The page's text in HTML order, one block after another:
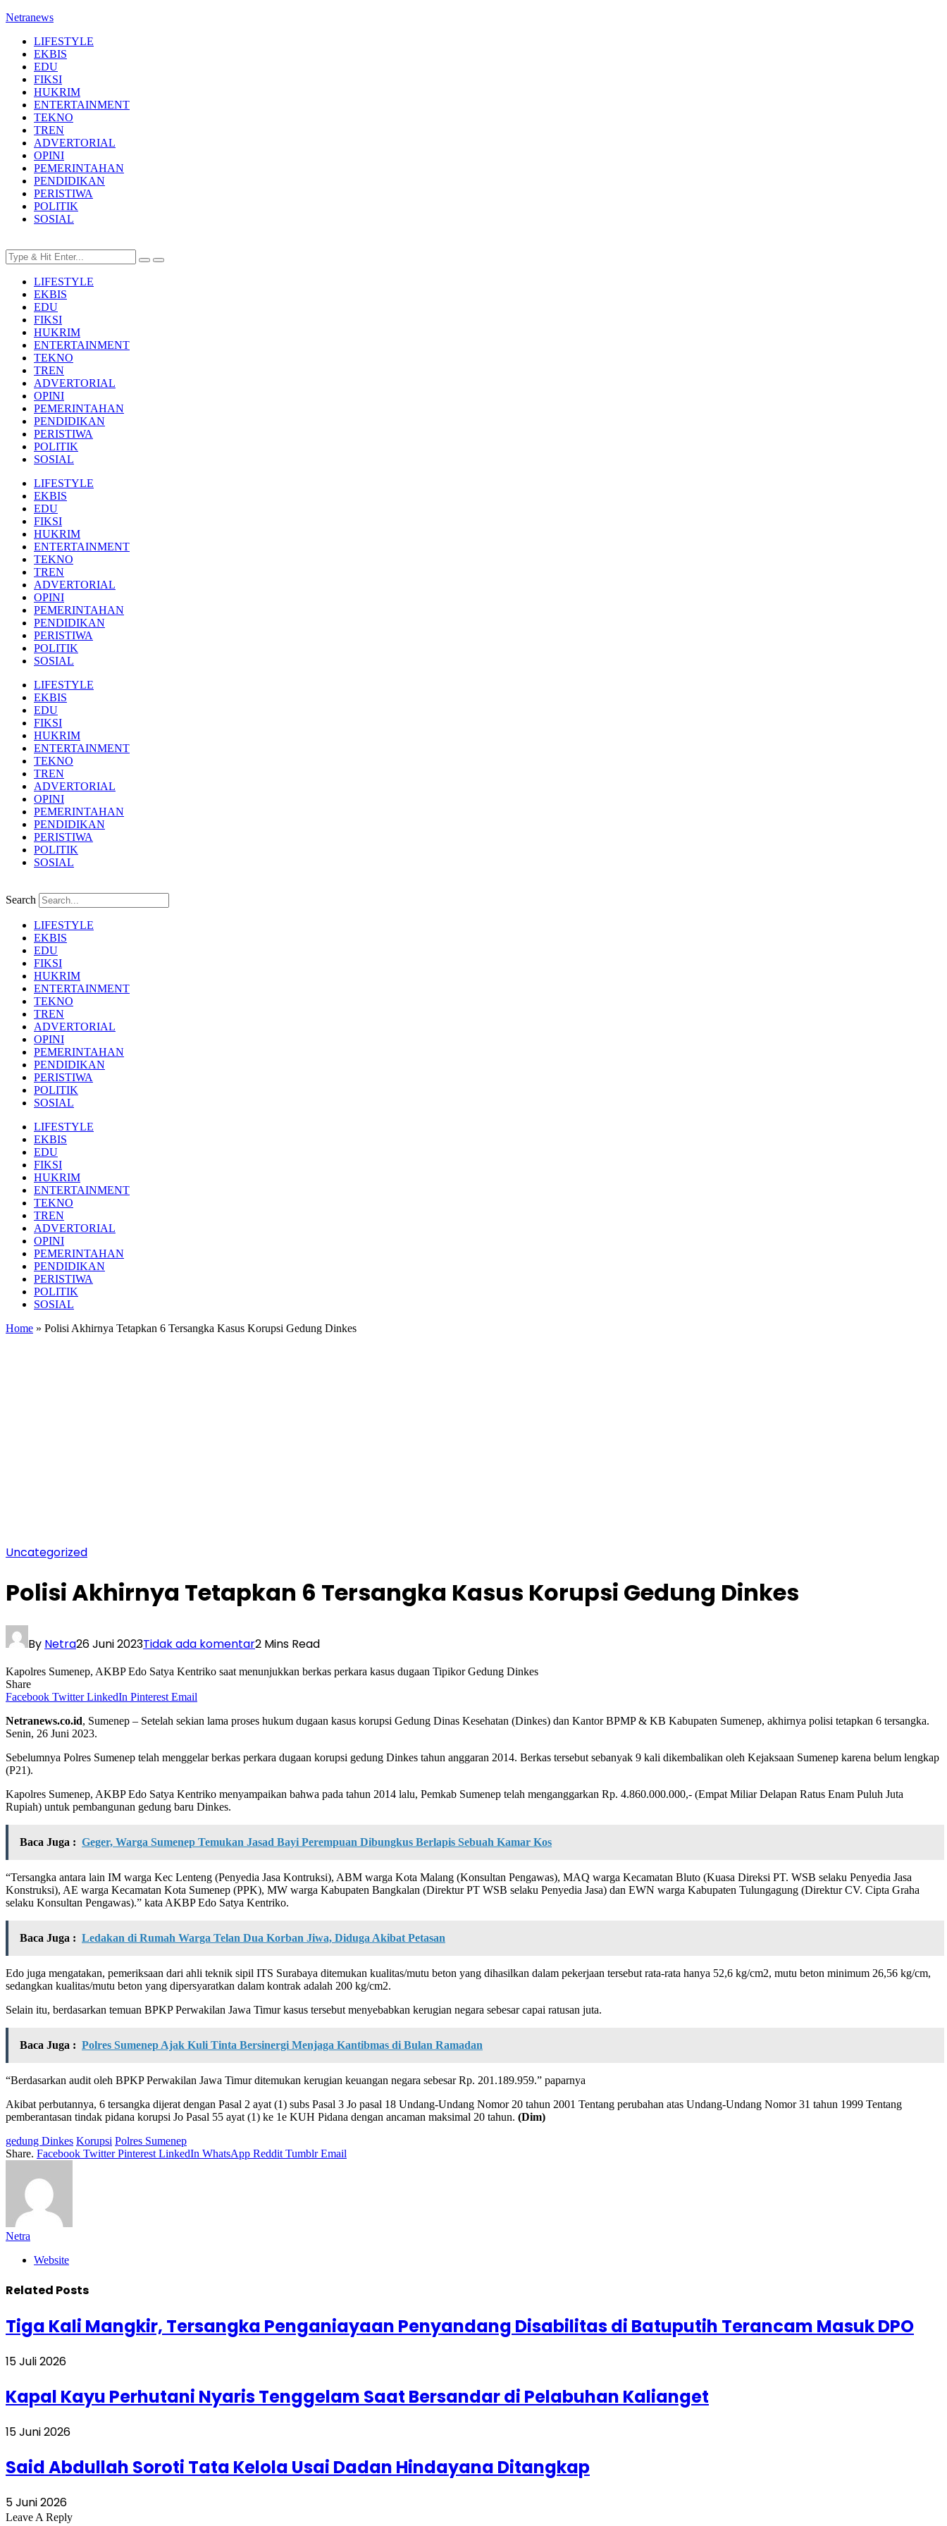
Netranews
LIFESTYLE
EKBIS
EDU
FIKSI
HUKRIM
ENTERTAINMENT
TEKNO
TREN
ADVERTORIAL
OPINI
PEMERINTAHAN
PENDIDIKAN
PERISTIWA
POLITIK
SOSIAL
LIFESTYLE
EKBIS
EDU
FIKSI
HUKRIM
ENTERTAINMENT
TEKNO
TREN
ADVERTORIAL
OPINI
PEMERINTAHAN
PENDIDIKAN
PERISTIWA
POLITIK
SOSIAL
LIFESTYLE
EKBIS
EDU
FIKSI
HUKRIM
ENTERTAINMENT
TEKNO
TREN
ADVERTORIAL
OPINI
PEMERINTAHAN
PENDIDIKAN
PERISTIWA
POLITIK
SOSIAL
LIFESTYLE
EKBIS
EDU
FIKSI
HUKRIM
ENTERTAINMENT
TEKNO
TREN
ADVERTORIAL
OPINI
PEMERINTAHAN
PENDIDIKAN
PERISTIWA
POLITIK
SOSIAL
Search
LIFESTYLE
EKBIS
EDU
FIKSI
HUKRIM
ENTERTAINMENT
TEKNO
TREN
ADVERTORIAL
OPINI
PEMERINTAHAN
PENDIDIKAN
PERISTIWA
POLITIK
SOSIAL
LIFESTYLE
EKBIS
EDU
FIKSI
HUKRIM
ENTERTAINMENT
TEKNO
TREN
ADVERTORIAL
OPINI
PEMERINTAHAN
PENDIDIKAN
PERISTIWA
POLITIK
SOSIAL
Home » Polisi Akhirnya Tetapkan 6 Tersangka Kasus Korupsi Gedung Dinkes
Uncategorized
Polisi Akhirnya Tetapkan 6 Tersangka Kasus Korupsi Gedung Dinkes
By Netra26 Juni 2023Tidak ada komentar2 Mins Read
Kapolres Sumenep, AKBP Edo Satya Kentriko saat menunjukkan berkas perkara kasus dugaan Tipikor Gedung Dinkes
Share
Facebook Twitter LinkedIn Pinterest Email
Netranews.co.id, Sumenep – Setelah sekian lama proses hukum dugaan kasus korupsi Gedung Dinas Kesehatan (Dinkes) dan Kantor BPMP & KB Kabupaten Sumenep, akhirnya polisi tetapkan 6 tersangka.
Senin, 26 Juni 2023.
Sebelumnya Polres Sumenep telah menggelar berkas perkara dugaan korupsi gedung Dinkes tahun anggaran 2014. Berkas tersebut sebanyak 9 kali dikembalikan oleh Kejaksaan Sumenep karena belum lengkap
(P21).
Kapolres Sumenep, AKBP Edo Satya Kentriko menyampaikan bahwa pada tahun 2014 lalu, Pemkab Sumenep telah menganggarkan Rp. 4.860.000.000,- (Empat Miliar Delapan Ratus Enam Puluh Juta
Rupiah) untuk pembangunan gedung baru Dinkes.
Baca Juga : Geger, Warga Sumenep Temukan Jasad Bayi Perempuan Dibungkus Berlapis Sebuah Kamar Kos
“Tersangka antara lain IM warga Kec Lenteng (Penyedia Jasa Kontruksi), ABM warga Kota Malang (Konsultan Pengawas), MAQ warga Kecamatan Bluto (Kuasa Direksi PT. WSB selaku Penyedia Jasa
Konstruksi), AE warga Kecamatan Kota Sumenep (PPK), MW warga Kabupaten Bangkalan (Direktur PT WSB selaku Penyedia Jasa) dan EWN warga Kabupaten Tulungagung (Direktur CV. Cipta Graha
selaku Konsultan Pengawas).” kata AKBP Edo Satya Kentriko.
Baca Juga : Ledakan di Rumah Warga Telan Dua Korban Jiwa, Diduga Akibat Petasan
Edo juga mengatakan, pemeriksaan dari ahli teknik sipil ITS Surabaya ditemukan kualitas/mutu beton yang dihasilkan dalam pekerjaan tersebut rata-rata hanya 52,6 kg/cm2, mutu beton minimum 26,56 kg/cm,
sedangkan kualitas/mutu beton yang dipersyaratkan dalam kontrak adalah 200 kg/cm2.
Selain itu, berdasarkan temuan BPKP Perwakilan Jawa Timur kasus tersebut menyebabkan kerugian negara sebesar capai ratusan juta.
Baca Juga : Polres Sumenep Ajak Kuli Tinta Bersinergi Menjaga Kantibmas di Bulan Ramadan
“Berdasarkan audit oleh BPKP Perwakilan Jawa Timur ditemukan kerugian keuangan negara sebesar Rp. 201.189.959.” paparnya
Akibat perbutannya, 6 tersangka dijerat dengan Pasal 2 ayat (1) subs Pasal 3 Jo pasal 18 Undang-Undang Nomor 20 tahun 2001 Tentang perubahan atas Undang-Undang Nomor 31 tahun 1999 Tentang
pemberantasan tindak pidana korupsi Jo Pasal 55 ayat (1) ke 1e KUH Pidana dengan ancaman maksimal 20 tahun. (Dim)
gedung Dinkes Korupsi Polres Sumenep
Share. Facebook Twitter Pinterest LinkedIn WhatsApp Reddit Tumblr Email
Netra
Website
Related Posts
Tiga Kali Mangkir, Tersangka Penganiayaan Penyandang Disabilitas di Batuputih Terancam Masuk DPO
15 Juli 2026
Kapal Kayu Perhutani Nyaris Tenggelam Saat Bersandar di Pelabuhan Kalianget
15 Juni 2026
Said Abdullah Soroti Tata Kelola Usai Dadan Hindayana Ditangkap
5 Juni 2026
Leave A Reply